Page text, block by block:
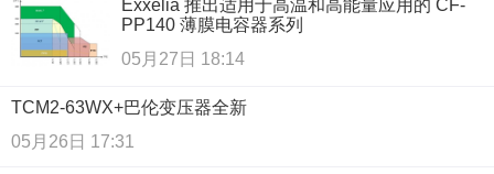
Exxelia 推出适用于高温和高能量应用的 CF-
PP140 薄膜电容器系列
05月27日 18:14
TCM2-63WX+巴伦变压器全新
05月26日 17:31